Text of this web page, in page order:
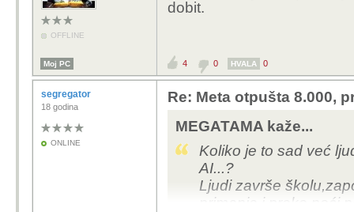
OFFLINE
dobit.
Moj PC 4 0 HVALA 0
segregator
18 godina
ONLINE
Re: Meta otpušta 8.000,
MEGATAMA kaže...
Koliko je to sad već
AI...?
Ljudi završe
primanja i preko noći